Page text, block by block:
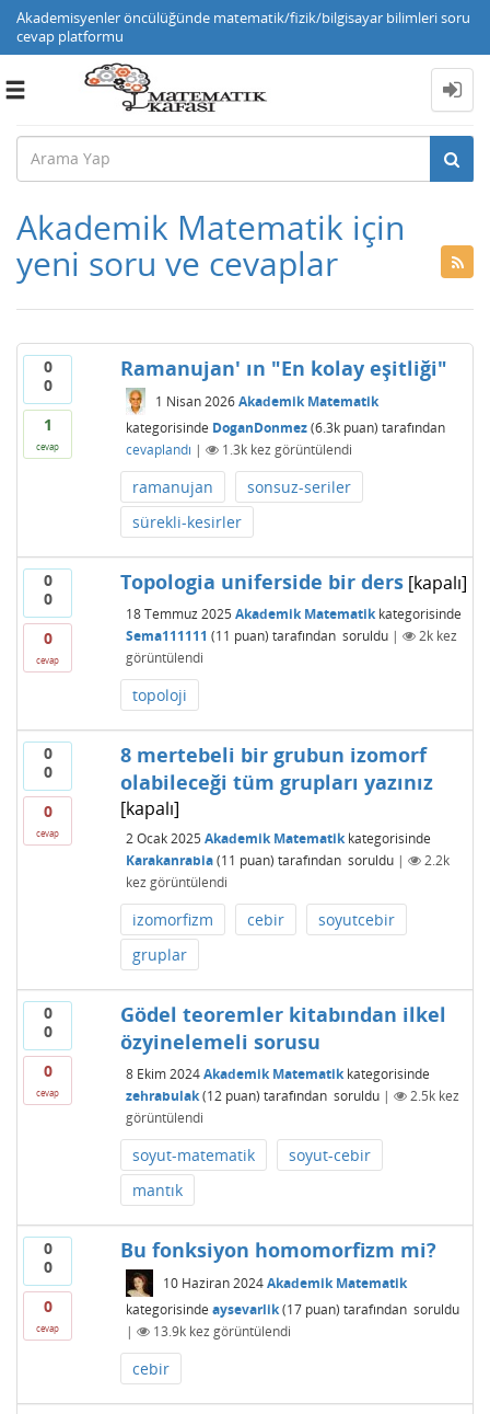
Akademisyenler öncülüğünde matematik/fizik/bilgisayar bilimleri soru
cevap platformu
Toggle
Akademik Matematik için
yeni soru ve cevaplar
0
0
1
cevap
Ramanujan' ın "En kolay eşitliği"
1 Nisan 2026 Akademik Matematik
kategorisinde DoganDonmez (6.3kpuan) tarafından
cevaplandı | 1.3kkez görüntülendi
ramanujan
sonsuz-seriler
sürekli-kesirler
0
0
0
cevap
Topologia uniferside bir ders[kapalı]
18 Temmuz 2025 Akademik Matematikkategorisinde
Sema111111 (11 puan) tarafından soruldu | 2kkez
görüntülendi
topoloji
0
0
0
cevap
8 mertebeli bir grubun izomorf
olabileceği tüm grupları yazınız
[kapalı]
2 Ocak 2025 Akademik Matematikkategorisinde
Karakanrabia (11 puan) tarafından soruldu |
2.2k
kez görüntülendi
izomorfizm cebir
soyutcebir
gruplar
0
0
0
cevap
Gödel teoremler kitabından ilkel
özyinelemeli sorusu
8 Ekim 2024 Akademik Matematikkategorisinde
zehrabulak (12puan) tarafından soruldu | 2.5kkez
görüntülendi
soyut-matematik
soyut-cebir
mantık
0
0
0
cevap
Bu fonksiyon homomorfizm mi?
10 Haziran 2024 Akademik Matematik
kategorisinde aysevarlik (17puan) tarafından soruldu
|
13.9kkez görüntülendi
cebir